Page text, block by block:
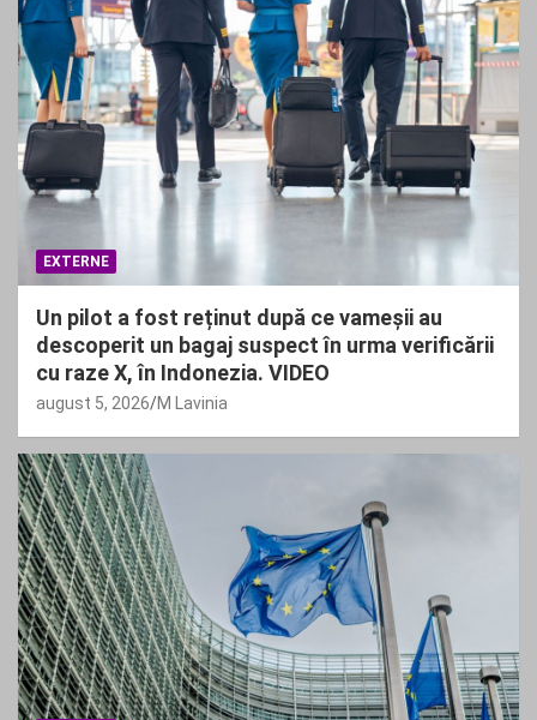
EXTERNE
Un pilot a fost reținut după ce vameșii au
descoperit un bagaj suspect în urma verificării
cu raze X, în Indonezia. VIDEO
august 5, 2026 M Lavinia